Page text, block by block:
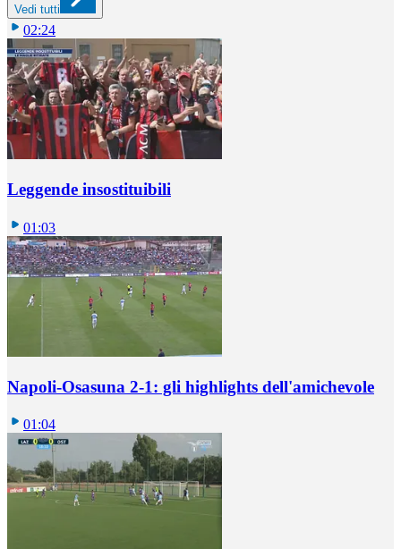
Vedi tutti
02:24
Leggende insostituibili
01:03
Napoli-Osasuna 2-1: gli highlights dell'amichevole
01:04